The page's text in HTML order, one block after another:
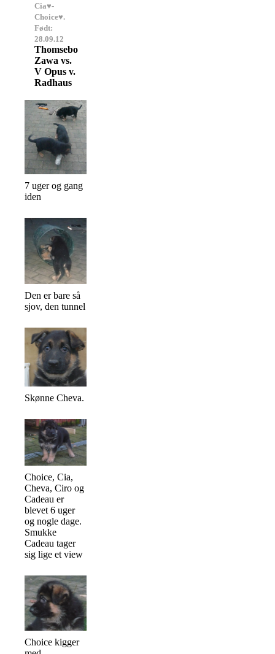
Cia♥-
Choice♥.
Født:
28.09.12
Thomsebo
Zawa vs.
V Opus v.
Radhaus
7 uger og gang
iden
Den er bare så
sjov, den tunnel
Skønne Cheva.
Choice, Cia,
Cheva, Ciro og
Cadeau er
blevet 6 uger
og nogle dage.
Smukke
Cadeau tager
sig lige et view
Choice kigger